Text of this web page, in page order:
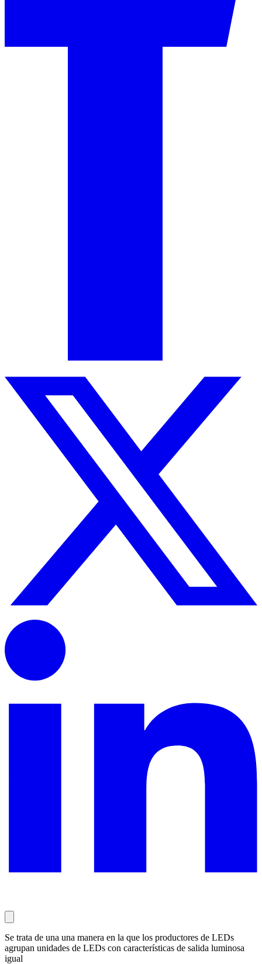
Se trata de una una manera en la que los productores de LEDs
agrupan unidades de LEDs con características de salida luminosa
igual